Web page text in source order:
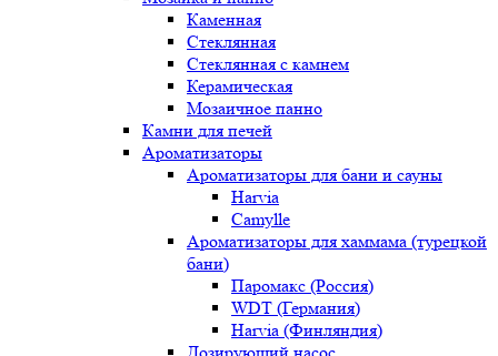
Каменная
Стеклянная
Стеклянная с камнем
Керамическая
Мозаичное панно
Камни для печей
Ароматизаторы
Ароматизаторы для бани и сауны
Harvia
Camylle
Ароматизаторы для хаммама (турецкой
бани)
Паромакс (Россия)
WDT (Германия)
Harvia (Финляндия)